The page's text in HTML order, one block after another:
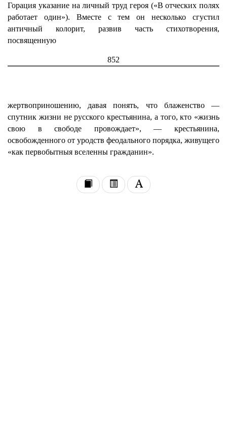
Горация указание на личный труд героя («В отческих полях
работает один»). Вместе с тем он несколько сгустил
античный колорит, развив часть стихотворения,
посвященную
852
жертвоприношению, давая понять, что блаженство —
спутник жизни не русского крестьянина, а того, кто «жизнь
свою в свободе провождает», — крестьянина,
освобожденного от уродств феодального порядка, живущего
«как первобытныя вселенны гражданин».